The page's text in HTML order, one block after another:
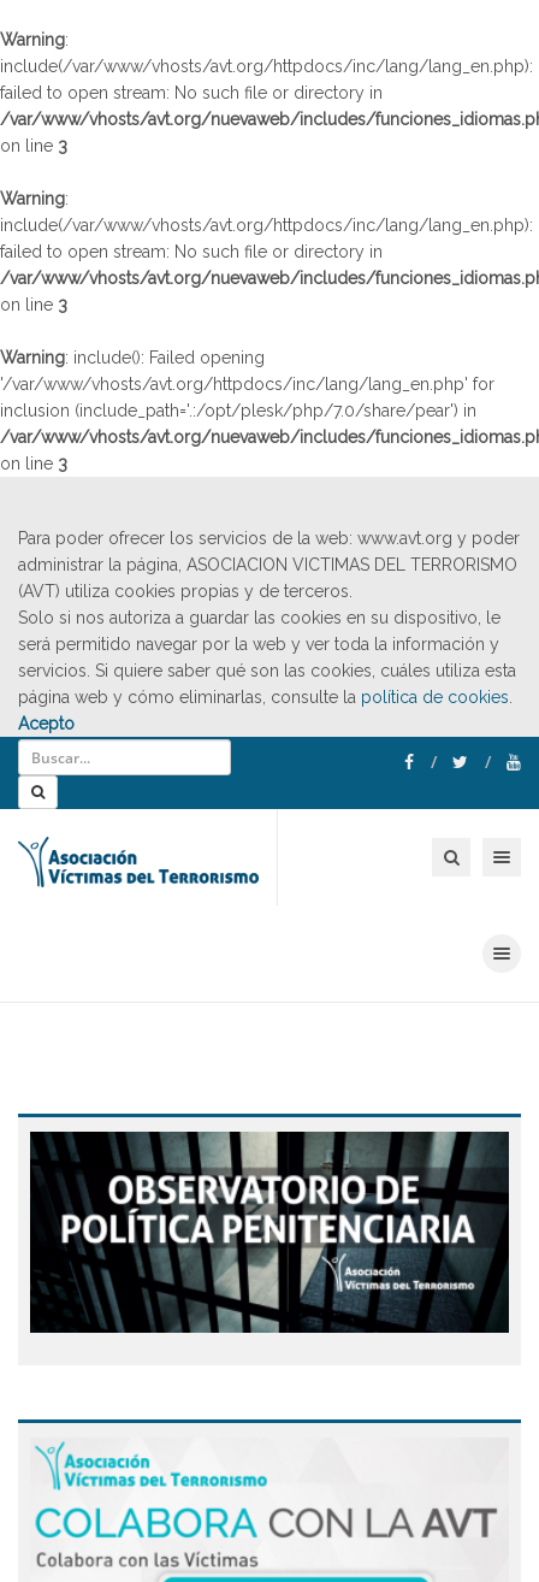
Warning:
include(/var/www/vhosts/avt.org/httpdocs/inc/lang/lang_en.php):
failed to open stream: No such file or directory in
/var/www/vhosts/avt.org/nuevaweb/includes/
on line 3
Warning:
include(/var/www/vhosts/avt.org/httpdocs/inc/lang/lang_en.php):
failed to open stream: No such file or directory in
/var/www/vhosts/avt.org/nuevaweb/includes/
on line 3
Warning: include(): Failed opening
'/var/www/vhosts/avt.org/httpdocs/inc/lang/lang_en.php' for
inclusion (include_path='.:/opt/plesk/php/7.0/share/pear') in
/var/www/vhosts/avt.org/nuevaweb/includes/
on line 3
Para poder ofrecer los servicios de la web: www.avt.org y poder
administrar la página, ASOCIACION VICTIMAS DEL TERRORISMO
(AVT) utiliza cookies propias y de terceros.
Solo si nos autoriza a guardar las cookies en su dispositivo, le
será permitido navegar por la web y ver toda la información y
servicios. Si quiere saber qué son las cookies, cuáles utiliza esta
página web y cómo eliminarlas, consulte la política de cookies
Acepto